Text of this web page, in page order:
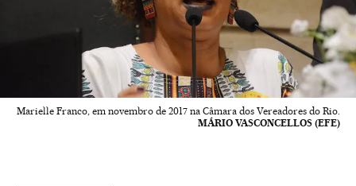
Marielle Franco, em novembro de 2017 na Câmara dos Vereadores do Rio.
MÁRIO VASCONCELLOS (EFE)